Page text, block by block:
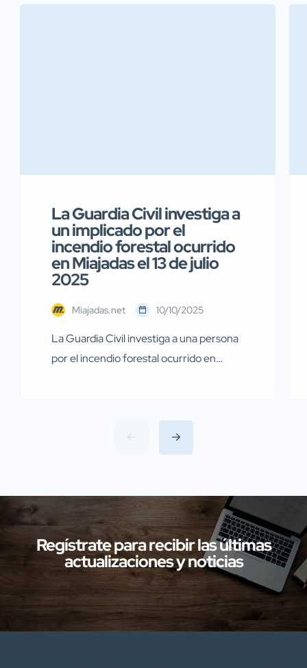
La Guardia Civil investiga a
un implicado por el
incendio forestal ocurrido
en Miajadas el 13 de julio
2025
Miajadas.net 10/10/2025
La Guardia Civil investiga a una persona
por el incendio forestal ocurrido en
Servicio de Protección de la Naturaleza
(SEPRONA) de la Comandancia de
Cáceres han llevado a cabo
de la provincia de Cáceres relacionadas
con presuntos delitos […]
Regístrate para recibir las últimas
actualizaciones y noticias